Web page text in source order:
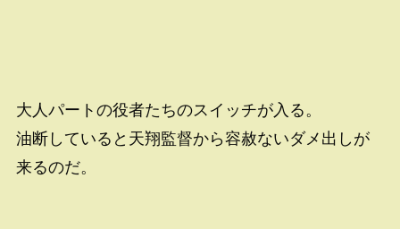
大人パートの役者たちのスイッチが入る。
油断していると天翔監督から容赦ないダメ出しが
来るのだ。